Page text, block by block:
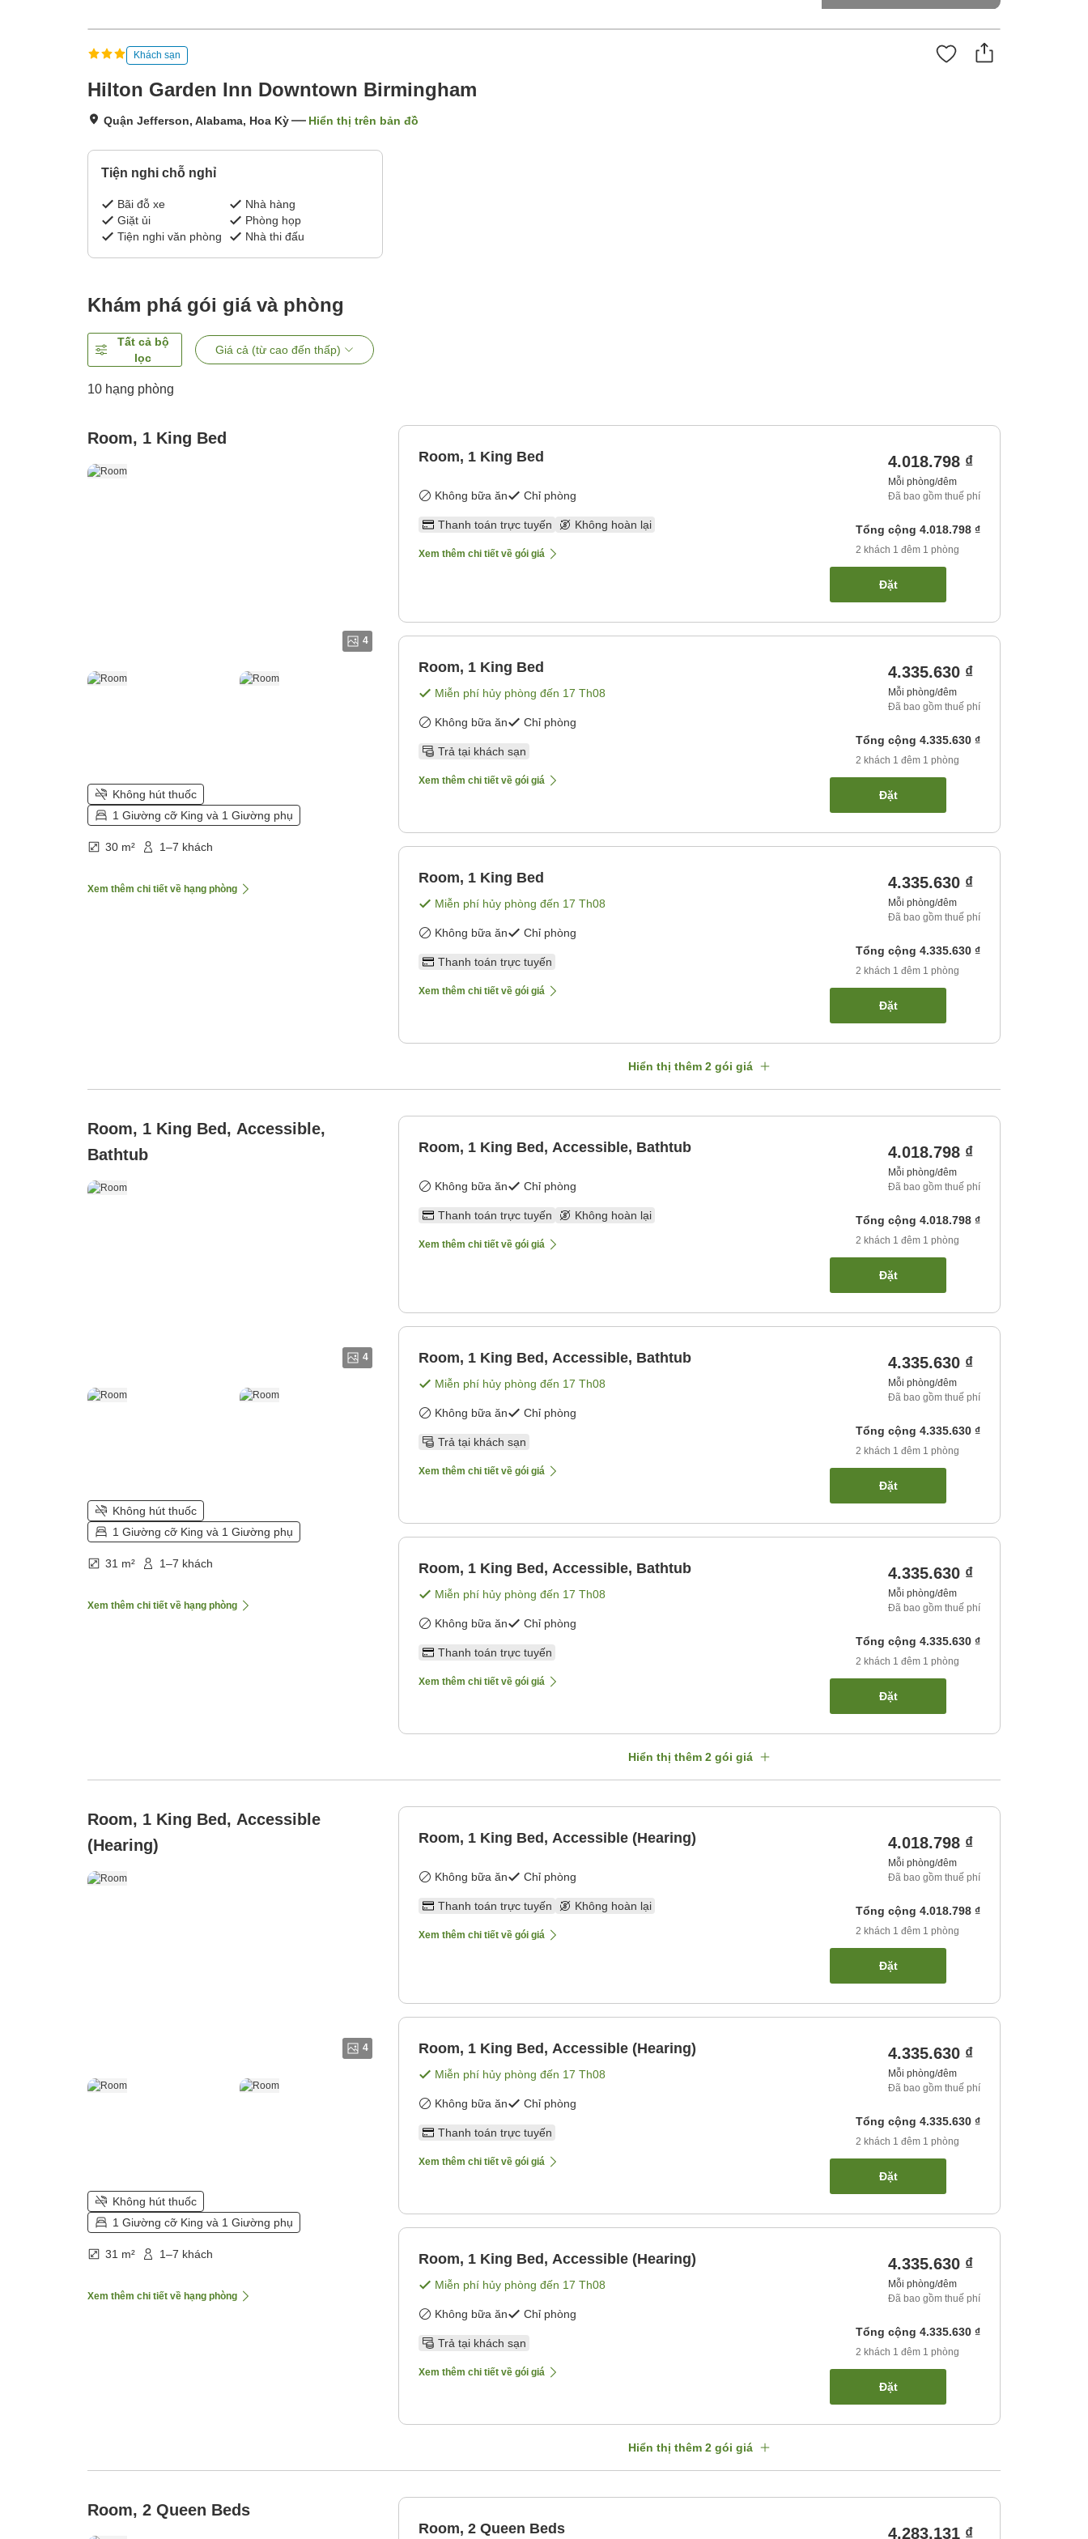
Khách sạn
Hilton Garden Inn Downtown Birmingham
Quận Jefferson, Alabama, Hoa Kỳ Hiển thị trên bản đồ
Tiện nghi chỗ nghỉ
Bãi đỗ xe
Nhà hàng
Giặt ủi
Phòng họp
Tiện nghi văn phòng
Nhà thi đấu
Khám phá gói giá và phòng
Tất cả bộ
lọc
Giá cả (từ cao đến thấp)
10 hạng phòng
Room, 1 King Bed
4
Không hút thuốc
1 Giường cỡ King và 1 Giường phụ
30 m² 1–7 khách
Xem thêm chi tiết về hạng phòng
Room, 1 King Bed
Không bữa ăn Chỉ phòng
Thanh toán trực tuyến Không hoàn lại
Xem thêm chi tiết về gói giá
4.018.798 ₫
Mỗi phòng/đêm
Đã bao gồm thuế phí
Tổng cộng 4.018.798 ₫
2 khách 1 đêm 1 phòng
Đặt
Room, 1 King Bed
Miễn phí hủy phòng đến 17 Th08
Không bữa ăn Chỉ phòng
Trả tại khách sạn
Xem thêm chi tiết về gói giá
4.335.630 ₫
Mỗi phòng/đêm
Đã bao gồm thuế phí
Tổng cộng 4.335.630 ₫
2 khách 1 đêm 1 phòng
Đặt
Room, 1 King Bed
Miễn phí hủy phòng đến 17 Th08
Không bữa ăn Chỉ phòng
Thanh toán trực tuyến
Xem thêm chi tiết về gói giá
4.335.630 ₫
Mỗi phòng/đêm
Đã bao gồm thuế phí
Tổng cộng 4.335.630 ₫
2 khách 1 đêm 1 phòng
Đặt
Hiển thị thêm 2 gói giá
Room, 1 King Bed, Accessible,
Bathtub
4
Không hút thuốc
1 Giường cỡ King và 1 Giường phụ
31 m² 1–7 khách
Xem thêm chi tiết về hạng phòng
Room, 1 King Bed, Accessible, Bathtub
Không bữa ăn Chỉ phòng
Thanh toán trực tuyến Không hoàn lại
Xem thêm chi tiết về gói giá
4.018.798 ₫
Mỗi phòng/đêm
Đã bao gồm thuế phí
Tổng cộng 4.018.798 ₫
2 khách 1 đêm 1 phòng
Đặt
Room, 1 King Bed, Accessible, Bathtub
Miễn phí hủy phòng đến 17 Th08
Không bữa ăn Chỉ phòng
Trả tại khách sạn
Xem thêm chi tiết về gói giá
4.335.630 ₫
Mỗi phòng/đêm
Đã bao gồm thuế phí
Tổng cộng 4.335.630 ₫
2 khách 1 đêm 1 phòng
Đặt
Room, 1 King Bed, Accessible, Bathtub
Miễn phí hủy phòng đến 17 Th08
Không bữa ăn Chỉ phòng
Thanh toán trực tuyến
Xem thêm chi tiết về gói giá
4.335.630 ₫
Mỗi phòng/đêm
Đã bao gồm thuế phí
Tổng cộng 4.335.630 ₫
2 khách 1 đêm 1 phòng
Đặt
Hiển thị thêm 2 gói giá
Room, 1 King Bed, Accessible
(Hearing)
4
Không hút thuốc
1 Giường cỡ King và 1 Giường phụ
31 m² 1–7 khách
Xem thêm chi tiết về hạng phòng
Room, 1 King Bed, Accessible (Hearing)
Không bữa ăn Chỉ phòng
Thanh toán trực tuyến Không hoàn lại
Xem thêm chi tiết về gói giá
4.018.798 ₫
Mỗi phòng/đêm
Đã bao gồm thuế phí
Tổng cộng 4.018.798 ₫
2 khách 1 đêm 1 phòng
Đặt
Room, 1 King Bed, Accessible (Hearing)
Miễn phí hủy phòng đến 17 Th08
Không bữa ăn Chỉ phòng
Thanh toán trực tuyến
Xem thêm chi tiết về gói giá
4.335.630 ₫
Mỗi phòng/đêm
Đã bao gồm thuế phí
Tổng cộng 4.335.630 ₫
2 khách 1 đêm 1 phòng
Đặt
Room, 1 King Bed, Accessible (Hearing)
Miễn phí hủy phòng đến 17 Th08
Không bữa ăn Chỉ phòng
Trả tại khách sạn
Xem thêm chi tiết về gói giá
4.335.630 ₫
Mỗi phòng/đêm
Đã bao gồm thuế phí
Tổng cộng 4.335.630 ₫
2 khách 1 đêm 1 phòng
Đặt
Hiển thị thêm 2 gói giá
Room, 2 Queen Beds
Room, 2 Queen Beds 4.283.131 ₫